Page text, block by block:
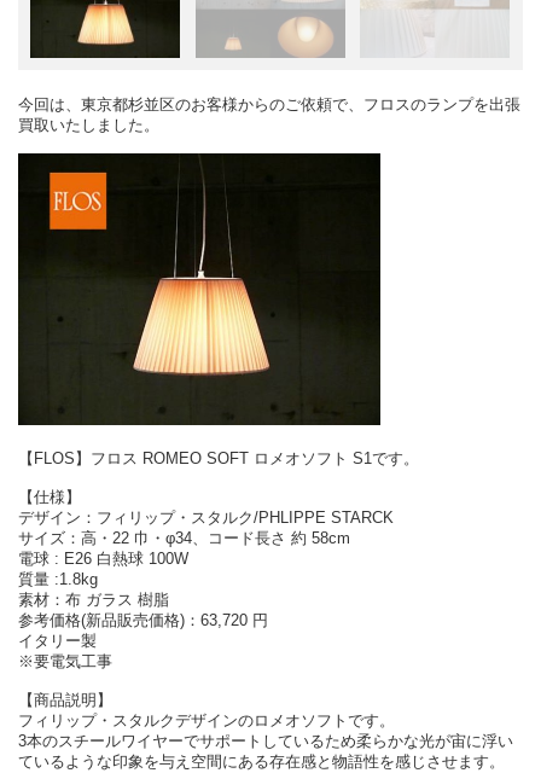
今回は、東京都杉並区のお客様からのご依頼で、フロスのランプを出張
買取いたしました。
【FLOS】フロス ROMEO SOFT ロメオソフト S1です。
【仕様】
デザイン：フィリップ・スタルク/PHLIPPE STARCK
サイズ：高・22 巾・φ34、コード長さ 約 58cm
電球 : E26 白熱球 100W
質量 :1.8kg
素材：布 ガラス 樹脂
参考価格(新品販売価格)：63,720 円
イタリー製
※要電気工事
【商品説明】
フィリップ・スタルクデザインのロメオソフトです。
3本のスチールワイヤーでサポートしているため柔らかな光が宙に浮い
ているような印象を与え空間にある存在感と物語性を感じさせます。